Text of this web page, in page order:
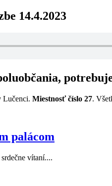
14.4.2023
Lučenci. Miestnosť číslo 27.
palácom
vítaní....